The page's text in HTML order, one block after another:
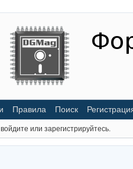
Правила Поиск
или зарегистрируйтесь.